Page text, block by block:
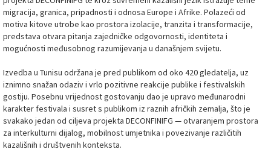
migracija, granica, pripadnosti i odnosa Europe i Afrike. Polazeći od
motiva kitove utrobe kao prostora izolacije, tranzita i transformacije,
predstava otvara pitanja zajedničke odgovornosti, identiteta i
mogućnosti međusobnog razumijevanja u današnjem svijetu.
Izvedba u Tunisu održana je pred publikom od oko 420 gledatelja, uz
iznimno snažan odaziv i vrlo pozitivne reakcije publike i festivalskih
gostiju. Posebnu vrijednost gostovanju dao je upravo međunarodni
karakter festivala i susret s publikom iz raznih afričkih zemalja, što je
svakako jedan od ciljeva projekta DECONFINIFG — otvaranjem prostora
za interkulturni dijalog, mobilnost umjetnika i povezivanje različitih
kazališnih i društvenih konteksta.